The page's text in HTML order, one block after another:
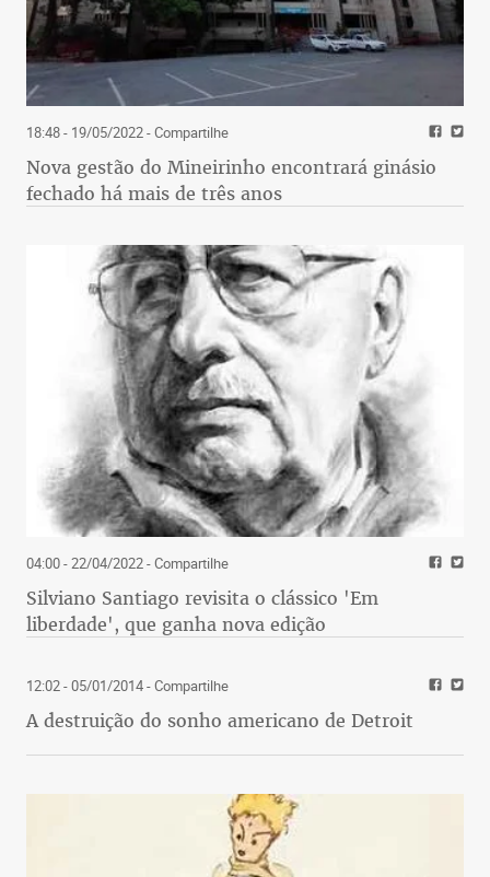
18:48 - 19/05/2022- Compartilhe
Nova gestão do Mineirinho encontrará ginásio
fechado há mais de três anos
04:00 - 22/04/2022- Compartilhe
Silviano Santiago revisita o clássico 'Em
liberdade', que ganha nova edição
12:02 - 05/01/2014- Compartilhe
A destruição do sonho americano de Detroit